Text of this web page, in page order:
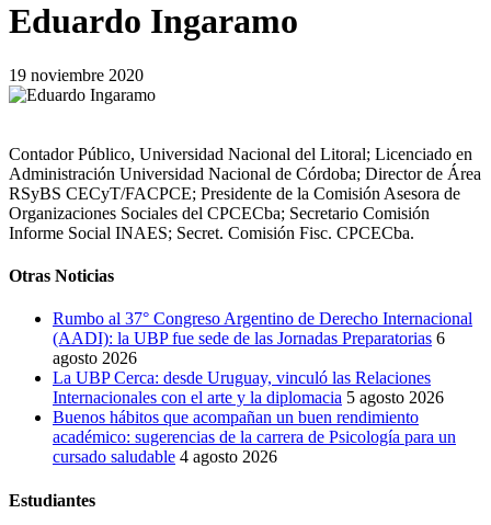
Eduardo Ingaramo
19 noviembre 2020
Contador Público, Universidad Nacional del Litoral; Licenciado en
Administración Universidad Nacional de Córdoba; Director de Área
RSyBS CECyT/FACPCE; Presidente de la Comisión Asesora de
Organizaciones Sociales del CPCECba; Secretario Comisión
Informe Social INAES; Secret. Comisión Fisc. CPCECba.
Otras Noticias
Rumbo al 37° Congreso Argentino de Derecho Internacional
(AADI): la UBP fue sede de las Jornadas Preparatorias 6
agosto 2026
La UBP Cerca: desde Uruguay, vinculó las Relaciones
Internacionales con el arte y la diplomacia 5 agosto 2026
Buenos hábitos que acompañan un buen rendimiento
académico: sugerencias de la carrera de Psicología para un
cursado saludable 4 agosto 2026
Estudiantes